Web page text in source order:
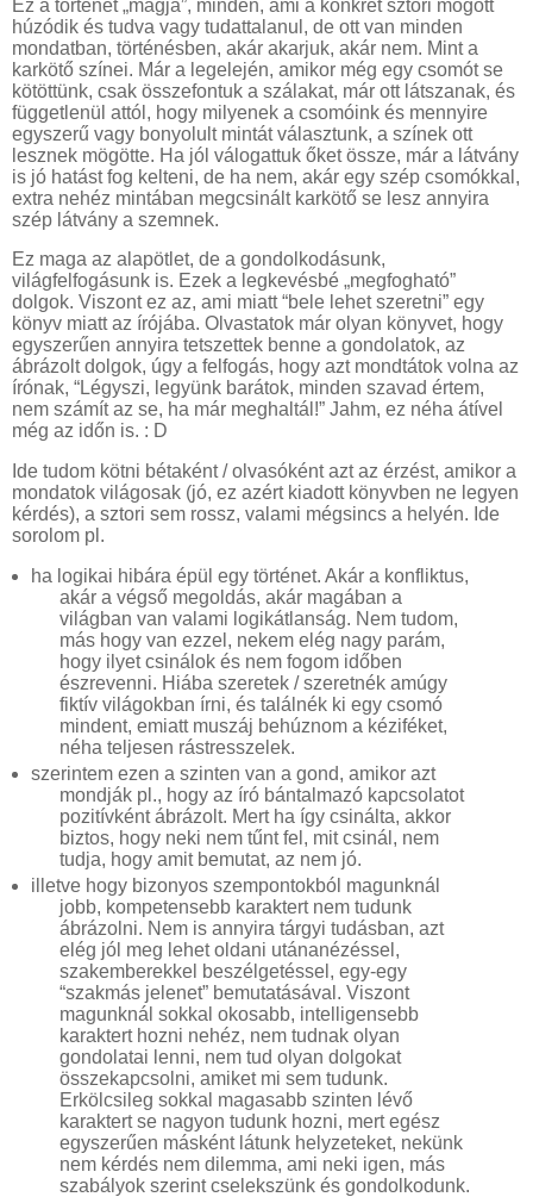
Ez a történet „magja”, minden, ami a konkrét sztori mögött
húzódik és tudva vagy tudattalanul, de ott van minden
mondatban, történésben, akár akarjuk, akár nem. Mint a
karkötő színei. Már a legelején, amikor még egy csomót se
kötöttünk, csak összefontuk a szálakat, már ott látszanak, és
függetlenül attól, hogy milyenek a csomóink és mennyire
egyszerű vagy bonyolult mintát választunk, a színek ott
lesznek mögötte. Ha jól válogattuk őket össze, már a látvány
is jó hatást fog kelteni, de ha nem, akár egy szép csomókkal,
extra nehéz mintában megcsinált karkötő se lesz annyira
szép látvány a szemnek.
Ez maga az alapötlet, de a gondolkodásunk,
világfelfogásunk is. Ezek a legkevésbé „megfogható”
dolgok. Viszont ez az, ami miatt “bele lehet szeretni” egy
könyv miatt az írójába. Olvastatok már olyan könyvet, hogy
egyszerűen annyira tetszettek benne a gondolatok, az
ábrázolt dolgok, úgy a felfogás, hogy azt mondtátok volna az
írónak, “Légyszi, legyünk barátok, minden szavad értem,
nem számít az se, ha már meghaltál!” Jahm, ez néha átível
még az időn is. : D
Ide tudom kötni bétaként / olvasóként azt az érzést, amikor a
mondatok világosak (jó, ez azért kiadott könyvben ne legyen
kérdés), a sztori sem rossz, valami mégsincs a helyén. Ide
sorolom pl.
ha logikai hibára épül egy történet. Akár a konfliktus,
akár a végső megoldás, akár magában a
világban van valami logikátlanság. Nem tudom,
más hogy van ezzel, nekem elég nagy parám,
hogy ilyet csinálok és nem fogom időben
észrevenni. Hiába szeretek / szeretnék amúgy
fiktív világokban írni, és találnék ki egy csomó
mindent, emiatt muszáj behúznom a kéziféket,
néha teljesen rástresszelek.
szerintem ezen a szinten van a gond, amikor azt
mondják pl., hogy az író bántalmazó kapcsolatot
pozitívként ábrázolt. Mert ha így csinálta, akkor
biztos, hogy neki nem tűnt fel, mit csinál, nem
tudja, hogy amit bemutat, az nem jó.
illetve hogy bizonyos szempontokból magunknál
jobb, kompetensebb karaktert nem tudunk
ábrázolni. Nem is annyira tárgyi tudásban, azt
elég jól meg lehet oldani utánanézéssel,
szakemberekkel beszélgetéssel, egy-egy
“szakmás jelenet” bemutatásával. Viszont
magunknál sokkal okosabb, intelligensebb
karaktert hozni nehéz, nem tudnak olyan
gondolatai lenni, nem tud olyan dolgokat
összekapcsolni, amiket mi sem tudunk.
Erkölcsileg sokkal magasabb szinten lévő
karaktert se nagyon tudunk hozni, mert egész
egyszerűen másként látunk helyzeteket, nekünk
nem kérdés nem dilemma, ami neki igen, más
szabályok szerint cselekszünk és gondolkodunk.